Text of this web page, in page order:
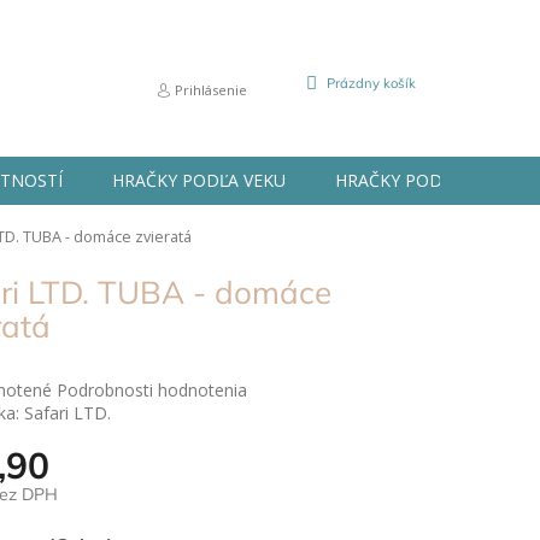
Prihlásenie
NÁKUPNÝ
Prázdny košík
HRAČKY PODĽA VEKU HRAČKY PODĽA
TUBA - domáce zvieratá
LTD. TUBA - domáce
Podrobnosti hodnotenia
Safari LTD.
DPH